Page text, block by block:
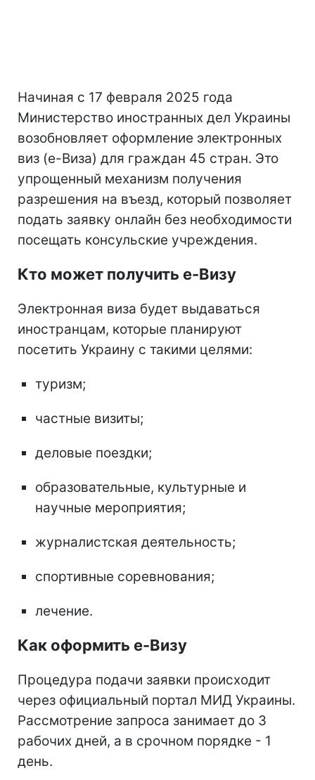
Начиная с 17 февраля 2025 года
Министерство иностранных дел Украины
возобновляет оформление электронных
виз (е-Виза) для граждан 45 стран. Это
упрощенный механизм получения
разрешения на въезд, который позволяет
подать заявку онлайн без необходимости
посещать консульские учреждения.
Кто может получить е-Визу
Электронная виза будет выдаваться
иностранцам, которые планируют
посетить Украину с такими целями:
туризм;
частные визиты;
деловые поездки;
образовательные, культурные и
научные мероприятия;
журналистская деятельность;
спортивные соревнования;
лечение.
Как оформить е-Визу
Процедура подачи заявки происходит
через официальный портал МИД Украины.
Рассмотрение запроса занимает до 3
рабочих дней, а в срочном порядке - 1
день.